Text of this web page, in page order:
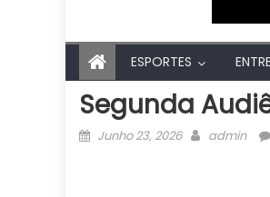
ESPORTES
Segunda
Posted
Junho 23, 2026 Author
admin